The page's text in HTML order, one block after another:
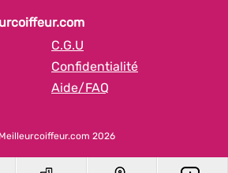
C.G.U
Confidentialité
Aide/FAQ
2026